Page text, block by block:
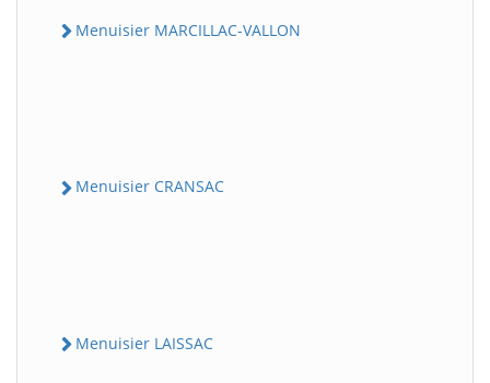
Menuisier MARCILLAC-VALLON
Menuisier CRANSAC
Menuisier LAISSAC